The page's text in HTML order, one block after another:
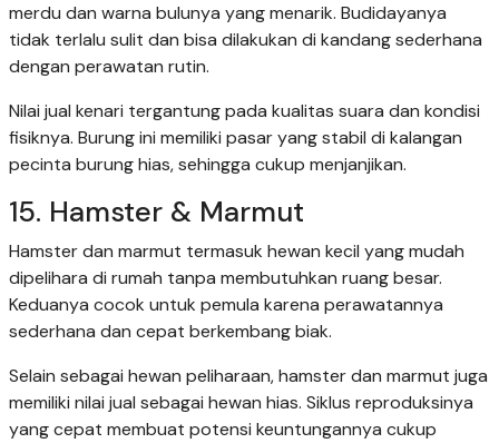
merdu dan warna bulunya yang menarik. Budidayanya
tidak terlalu sulit dan bisa dilakukan di kandang sederhana
dengan perawatan rutin.
Nilai jual kenari tergantung pada kualitas suara dan kondisi
fisiknya. Burung ini memiliki pasar yang stabil di kalangan
pecinta burung hias, sehingga cukup menjanjikan.
15. Hamster & Marmut
Hamster dan marmut termasuk hewan kecil yang mudah
dipelihara di rumah tanpa membutuhkan ruang besar.
Keduanya cocok untuk pemula karena perawatannya
sederhana dan cepat berkembang biak.
Selain sebagai hewan peliharaan, hamster dan marmut juga
memiliki nilai jual sebagai hewan hias. Siklus reproduksinya
yang cepat membuat potensi keuntungannya cukup